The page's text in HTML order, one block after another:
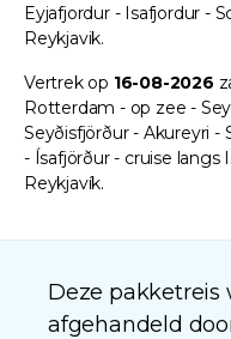
Eyjafjordur - Isafjordur -
Reykjavik.
Vertrek op 16-08-2026
Rotterdam - op zee -
Seyðisfjörður - Akureyri -
- Ísafjörður - cruise langs
Reykjavík.
Deze pakketreis
afgehandeld